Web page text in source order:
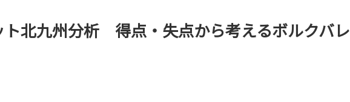
北九州分析 得点・失点から考えるボルクバレ